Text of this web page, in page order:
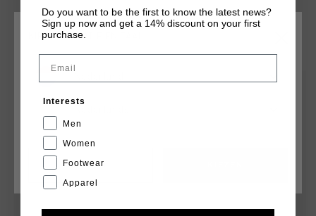
zonsondergang.
DIT VIND JE MISSCHIEN OOK LEUK
sale
KIES JE LOCATIE EN TAAL
CANCEL
Do you want to be the first to know the latest news?
Sign up now and get a 14% discount on your first
purchase.
Interests
Men
Women
Footwear
Apparel